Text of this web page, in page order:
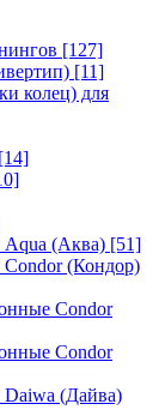
[127]
[11]
колец) для
[14]
(Аква) [51]
(Кондор)
Condor
Condor
(Дайва)